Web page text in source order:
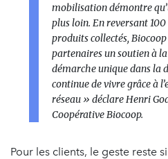
mobilisation démontre
plus loin. En reversant
produits collectés,
partenaires un soutien à
démarche unique dans
continue de vivre grâce à
réseau » déclare Henri
Coopérative Biocoop.
Pour les clients, le geste reste